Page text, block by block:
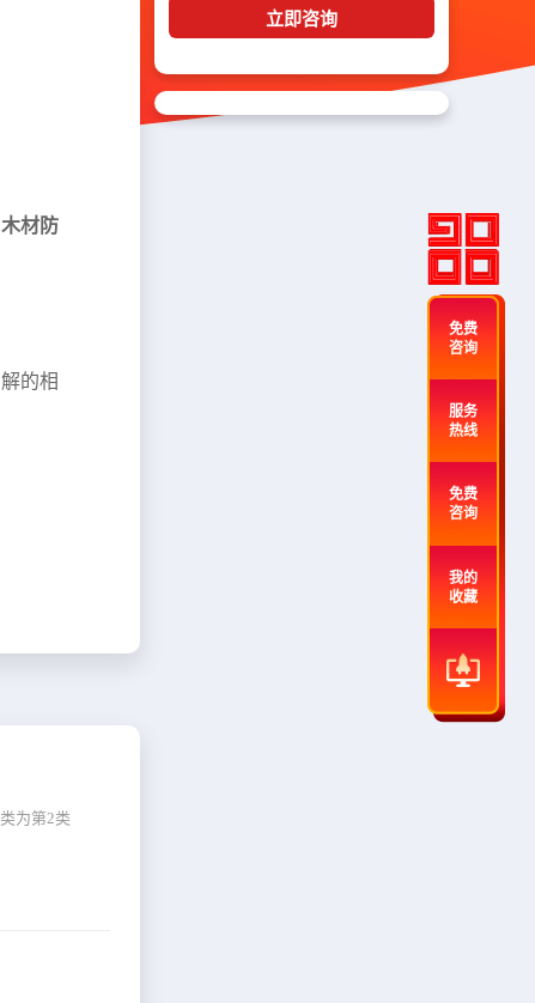
材防
的相
为第2类
立即咨询
免费
咨询
服务
热线
免费
咨询
我的
收藏